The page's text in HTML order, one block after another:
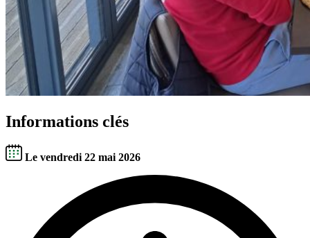
Informations clés
Le vendredi 22 mai 2026